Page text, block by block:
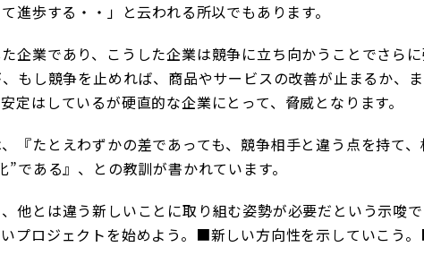
進歩する・・」と云われる所以でもあります。
企業であり、こうした企業は競争に立ち向かうことでさら
もし競争を止めれば、商品やサービスの改善が止まるか、
定はしているが硬直的な企業にとって、脅威となります。
『たとえわずかの差であっても、競争相手と違う点を持て
である』、との教訓が書かれています。
他とは違う新しいことに取り組む姿勢が必要だという示唆
ロジェクトを始めよう。■新しい方向性を示していこう